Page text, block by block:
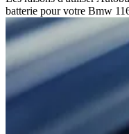
batterie pour votre Bmw